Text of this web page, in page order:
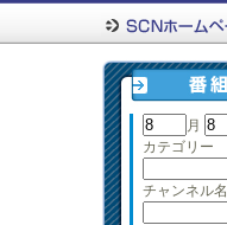
月
カテゴリー
チャンネル名